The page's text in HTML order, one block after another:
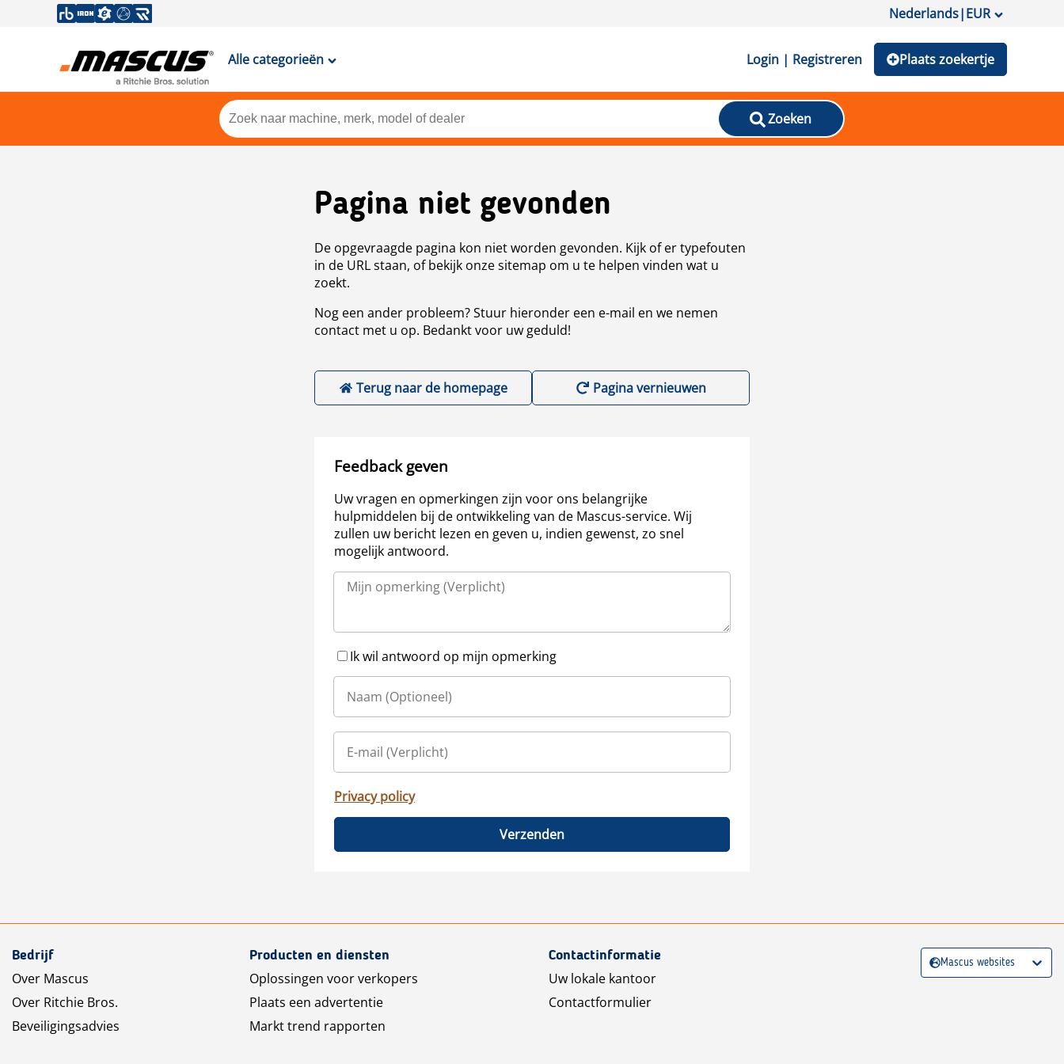
Nederlands|EUR
Alle categorieën Login | Registreren Plaats zoekertje
Zoeken
Pagina niet gevonden
De opgevraagde pagina kon niet worden gevonden. Kijk of er typefouten
in de URL staan, of bekijk onze sitemap om u te helpen vinden wat u
zoekt.
Nog een ander probleem? Stuur hieronder een e-mail en we nemen
contact met u op. Bedankt voor uw geduld!
Terug naar de homepage Pagina vernieuwen
Feedback geven
Uw vragen en opmerkingen zijn voor ons belangrijke
hulpmiddelen bij de ontwikkeling van de Mascus-service. Wij
zullen uw bericht lezen en geven u, indien gewenst, zo snel
mogelijk antwoord.
Ik wil antwoord op mijn opmerking
Privacy policy
Verzenden
Bedrijf
Over Mascus
Over Ritchie Bros.
Beveiligingsadvies
Producten en diensten
Oplossingen voor verkopers
Plaats een advertentie
Markt trend rapporten
Contactinformatie
Uw lokale kantoor
Contactformulier
Mascus websites